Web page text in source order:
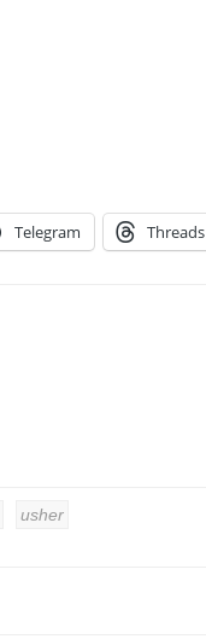
Telegram Threads
usher